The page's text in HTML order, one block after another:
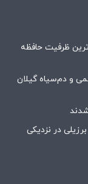
ظرفیت حافظه
و دم‌سیاه گیلان
در نزدیکی